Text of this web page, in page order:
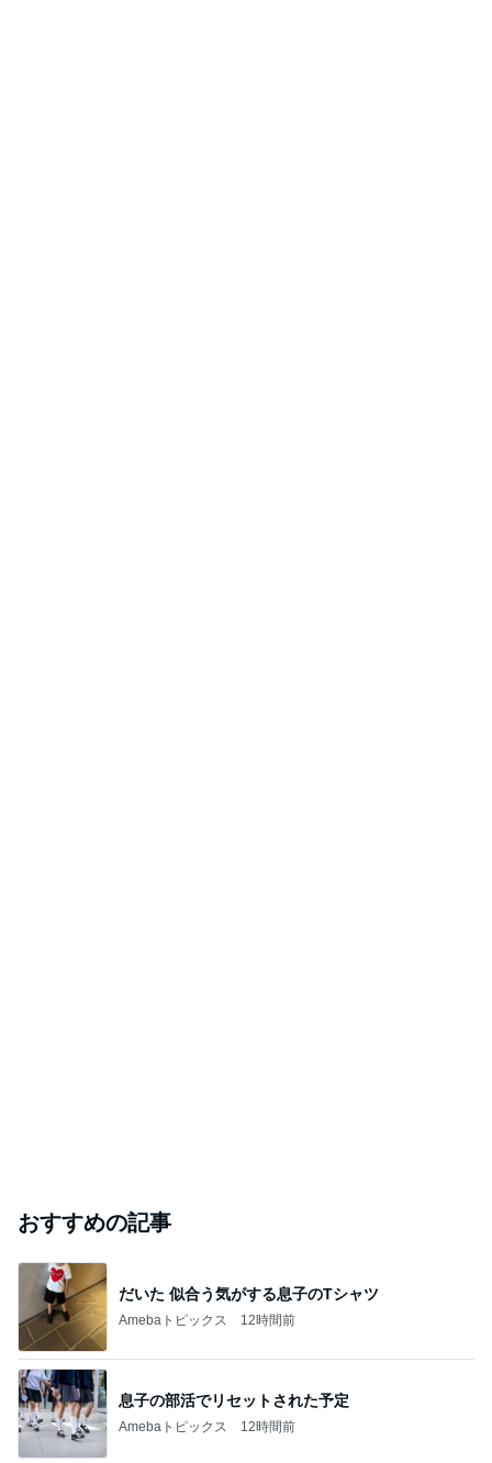
おすすめの記事
だいた 似合う気がする息子のTシャツ
Amebaトピックス 12時間前
息子の部活でリセットされた予定
Amebaトピックス 12時間前